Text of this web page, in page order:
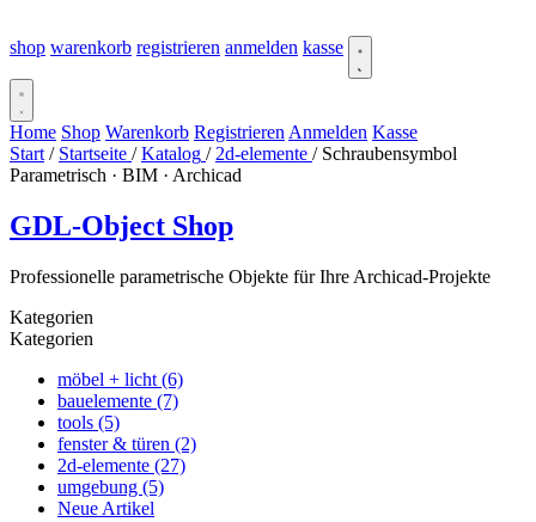
shop warenkorb registrieren anmelden kasse
Home Shop Warenkorb Registrieren Anmelden Kasse
Start / Startseite / Katalog / 2d-elemente / Schraubensymbol
Parametrisch · BIM · Archicad
GDL-Object Shop
Professionelle parametrische Objekte für Ihre Archicad-Projekte
Kategorien
Kategorien
möbel + licht (6)
bauelemente (7)
tools (5)
fenster & türen (2)
2d-elemente (27)
umgebung (5)
Neue Artikel